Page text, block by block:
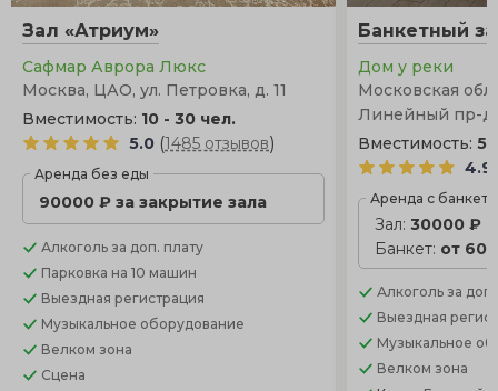
Зал «Атриум»
Сафмар Аврора Люкс
Москва, ЦАО, ул. Петровка, д. 11
Вместимость: 10 - 30 чел.
5.0 (1485 отзывов)
Аренда без еды
90000 ₽ за закрытие зала
Алкоголь за доп. плату
Парковка на 10 машин
Выездная регистрация
Музыкальное оборудование
Велком зона
Сцена
Банкетный
Дом у реки
Московская
Линейный пр-д,
Вместимость:5
4.9
Аренда с
Зал:30000 ₽
Банкет: от
Алкоголь за
Выездная
Музыкальное
Велком зона